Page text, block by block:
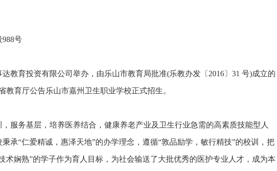
号
教育投资有限公司举办，由乐山市教育局批准(乐教办发〔2016〕31 号)成立的
教育厅公告乐山市嘉州卫生职业学校正式招生。
服务基层，培养医养结合，健康养老产业及卫生行业急需的高素质技能型人
承“仁爱精诚，惠泽天地”的办学理念，遵循“敦品励学，敏行精技”的校训，把
术娴熟”的学子作为育人目标，为社会输送了大批优秀的医护专业人才，成为本